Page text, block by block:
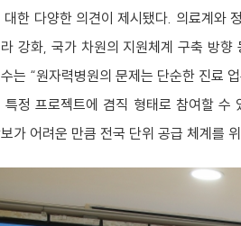
대한 다양한 의견이 제시됐다. 의료계와
강화, 국가 차원의 지원체계 구축 방
는 “원자력병원의 문제는 단순한 진료
특정 프로젝트에 겸직 형태로 참여할 수
가 어려운 만큼 전국 단위 공급 체계를